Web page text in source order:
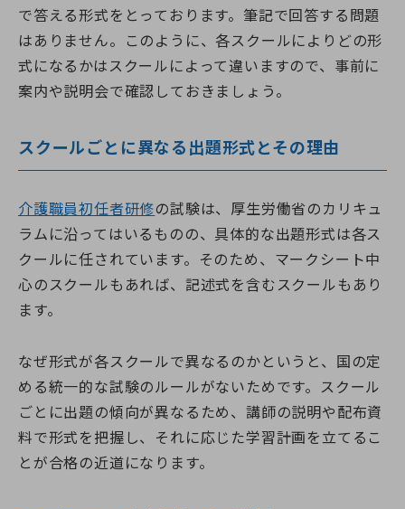
で答える形式をとっております。筆記で回答する問題
はありません。このように、各スクールによりどの形
式になるかはスクールによって違いますので、事前に
案内や説明会で確認しておきましょう。
スクールごとに異なる出題形式とその理由
介護職員初任者研修の試験は、厚生労働省のカリキュ
ラムに沿ってはいるものの、具体的な出題形式は各ス
クールに任されています。そのため、マークシート中
心のスクールもあれば、記述式を含むスクールもあり
ます。
なぜ形式が各スクールで異なるのかというと、国の定
める統一的な試験のルールがないためです。スクール
ごとに出題の傾向が異なるため、講師の説明や配布資
料で形式を把握し、それに応じた学習計画を立てるこ
とが合格の近道になります。